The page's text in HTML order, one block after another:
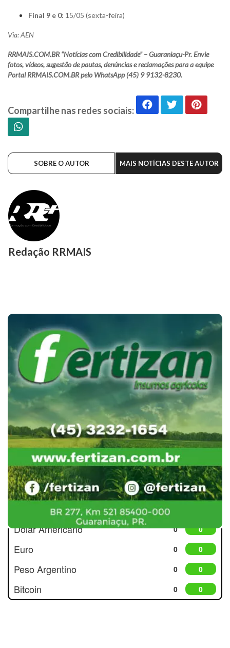
Final 9 e 0: 15/05 (sexta-feira)
Via: AEN
RRMAIS.COM.BR “Notícias com Credibilidade” – Guaraniaçu-Pr. Envie
fotos, vídeos, sugestão de pautas, denúncias e reclamações para a equipe
Portal RRMAIS.COM.BR pelo WhatsApp (45) 9 9132-8230.
Compartilhe nas redes sociais:
SOBRE O AUTOR MAIS NOTÍCIAS DESTE AUTOR
Redação RRMAIS
Cotações
Dólar Americano 0 0
Euro 0 0
Peso Argentino 0 0
Bitcoin 0 0